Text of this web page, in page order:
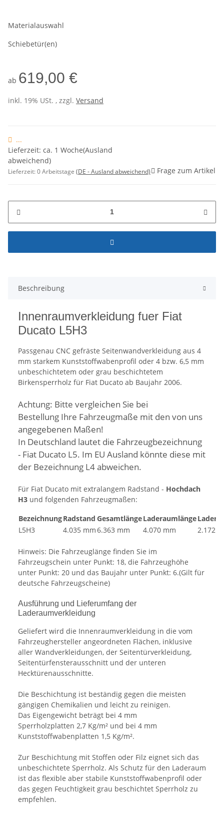
Materialauswahl
Schiebetür(en)
ab 619,00 €
inkl. 19% USt. , zzgl. Versand
...
Lieferzeit: ca. 1 Woche(Ausland
abweichend)
Lieferzeit:0 Arbeitstage (DE - Ausland abweichend) Frage zum Artikel
Beschreibung
Innenraumverkleidung fuer Fiat
Ducato L5H3
Passgenau CNC gefräste Seitenwandverkleidung aus 4
mm starkem Kunststoffwabenprofil oder 4 bzw. 6,5 mm
unbeschichtetem oder grau beschichtetem
Birkensperrholz für Fiat Ducato ab Baujahr 2006.
Achtung: Bitte vergleichen Sie bei
Bestellung Ihre Fahrzeugmaße mit den von uns
angegebenen Maßen!
In Deutschland lautet die Fahrzeugbezeichnung
- Fiat Ducato L5. Im EU Ausland könnte diese mit
der Bezeichnung L4 abweichen.
Für Fiat Ducato mit extralangem Radstand - Hochdach
H3 und folgenden Fahrzeugmaßen:
BezeichnungRadstand GesamtlängeLaderaumlänge
L5H3
4.035 mm6.363 mm 4.070 mm 2.172
Hinweis: Die Fahrzeuglänge finden Sie im
Fahrzeugschein unter Punkt: 18, die Fahrzeughöhe
unter Punkt: 20 und das Baujahr unter Punkt: 6.(Gilt für
deutsche Fahrzeugscheine)
Ausführung und Lieferumfang der
Laderaumverkleidung
Geliefert wird die Innenraumverkleidung in die vom
Fahrzeughersteller angeordneten Flächen, inklusive
aller Wandverkleidungen, der Seitentürverkleidung,
Seitentürfensterausschnitt und der unteren
Hecktürenausschnitte.
Die Beschichtung ist beständig gegen die meisten
gängigen Chemikalien und leicht zu reinigen.
Das Eigengewicht beträgt bei 4 mm
Sperrholzplatten 2,7 Kg/m² und bei 4 mm
Kunststoffwabenplatten 1,5 Kg/m².
Zur Beschichtung mit Stoffen oder Filz eignet sich das
unbeschichtete Sperrholz. Als Schutz für den Laderaum
ist das flexible aber stabile Kunststoffwabenprofil oder
das gegen Feuchtigkeit grau beschichtet Sperrholz zu
empfehlen.